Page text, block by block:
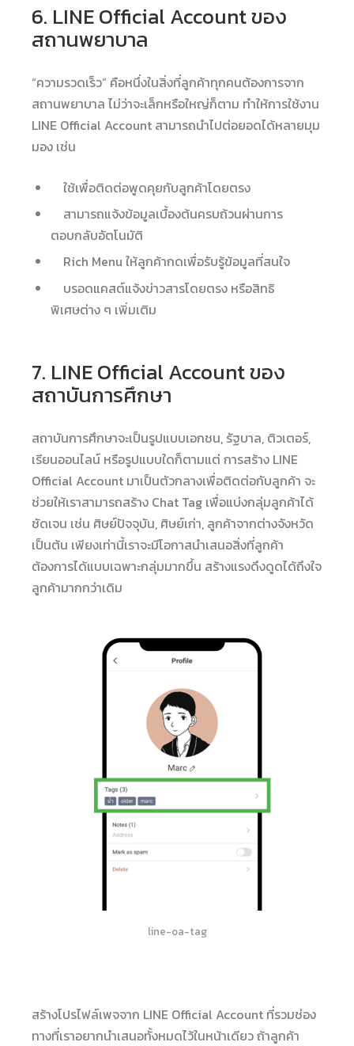
6. LINE Official Account ของ
สถานพยาบาล
“ความรวดเร็ว” คือหนึ่งในสิ่งที่ลูกค้าทุกคนต้องการจาก
สถานพยาบาล ไม่ว่าจะเล็กหรือใหญ่ก็ตาม ทำให้การใช้งาน
LINE Official Account สามารถนำไปต่อยอดได้หลายมุม
มอง เช่น
ใช้เพื่อติดต่อพูดคุยกับลูกค้าโดยตรง
สามารถแจ้งข้อมูลเบื้องต้นครบถ้วนผ่านการ
ตอบกลับอัตโนมัติ
Rich Menu ให้ลูกค้ากดเพื่อรับรู้ข้อมูลที่สนใจ
บรอดแคสต์แจ้งข่าวสารโดยตรง หรือสิทธิ
พิเศษต่าง ๆ เพิ่มเติม
7. LINE Official Account ของ
สถาบันการศึกษา
สถาบันการศึกษาจะเป็นรูปแบบเอกชน, รัฐบาล, ติวเตอร์,
เรียนออนไลน์ หรือรูปแบบใดก็ตามแต่ การสร้าง LINE
Official Account มาเป็นตัวกลางเพื่อติดต่อกับลูกค้า จะ
ช่วยให้เราสามารถสร้าง Chat Tag เพื่อแบ่งกลุ่มลูกค้าได้
ชัดเจน เช่น ศิษย์ปัจจุบัน, ศิษย์เก่า, ลูกค้าจากต่างจังหวัด
เป็นต้น เพียงเท่านี้เราจะมีโอกาสนำเสนอสิ่งที่ลูกค้า
ต้องการได้แบบเฉพาะกลุ่มมากขึ้น สร้างแรงดึงดูดได้ถึงใจ
ลูกค้ามากกว่าเดิม
line-oa-tag
สร้างโปรไฟล์เพจจาก LINE Official Account ที่รวมช่อง
ทางที่เราอยากนำเสนอทั้งหมดไว้ในหน้าเดียว ถ้าลูกค้า